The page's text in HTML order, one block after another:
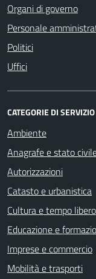
Organi di governo
Personale
Politici
Uffici
CATEGORIE DI SERVIZIO
Ambiente
Anagrafe e stato
Autorizzazioni
Catasto e urbanistica
Cultura e tempo libero
Educazione e
Imprese e commercio
Mobilità e trasporti